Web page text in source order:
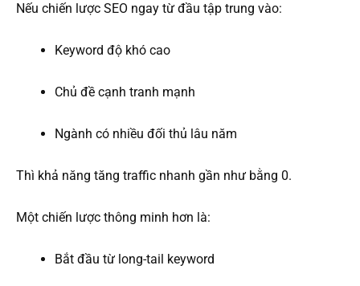
Nếu chiến lược SEO ngay từ đầu tập trung vào:
Keyword độ khó cao
Chủ đề cạnh tranh mạnh
Ngành có nhiều đối thủ lâu năm
Thì khả năng tăng traffic nhanh gần như bằng 0.
Một chiến lược thông minh hơn là:
Bắt đầu từ long-tail keyword